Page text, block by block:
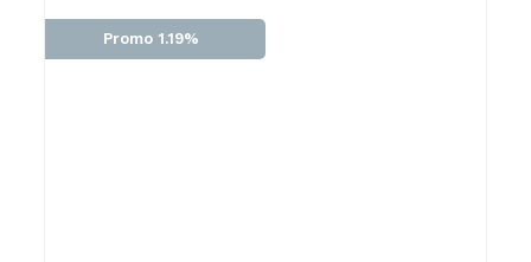
Promo 1.19%